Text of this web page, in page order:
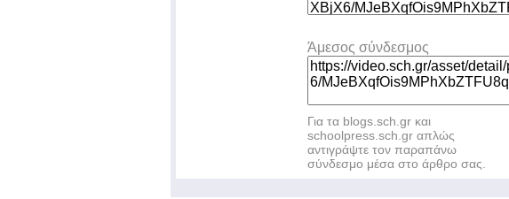
Άμεσος σύνδεσμος
Για τα blogs.sch.gr και
schoolpress.sch.gr απλώς
αντιγράψτε τον παραπάνω
σύνδεσμο μέσα στο άρθρο σας.